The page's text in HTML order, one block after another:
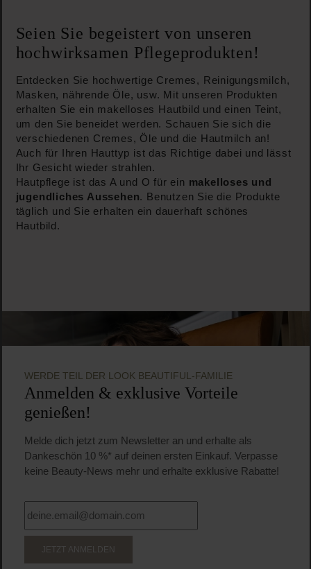
Seien Sie begeistert von unseren
hochwirksamen Pflegeprodukten!
Entdecken Sie hochwertige Cremes, Reinigungsmilch,
Masken, nährende Öle, usw. Mit unseren Produkten
erhalten Sie ein makelloses Hautbild und einen Teint,
um den Sie beneidet werden. Schauen Sie sich die
verschiedenen Cremes, Öle und die Hautmilch an!
Auch für Ihren Hauttyp ist das Richtige dabei und lässt
Ihr Gesicht wieder strahlen.
Hautpflege ist das A und O für ein makelloses und
jugendliches Aussehen. Benutzen Sie die Produkte
täglich und Sie erhalten ein dauerhaft schönes
Hautbild.
WERDE TEIL DER LOOK BEAUTIFUL-FAMILIE
Anmelden & exklusive Vorteile
genießen!
Melde dich jetzt zum Newsletter an und erhalte als
Dankeschön 10 %* auf deinen ersten Einkauf. Verpasse
keine Beauty-News mehr und erhalte exklusive Rabatte!
JETZT ANMELDEN